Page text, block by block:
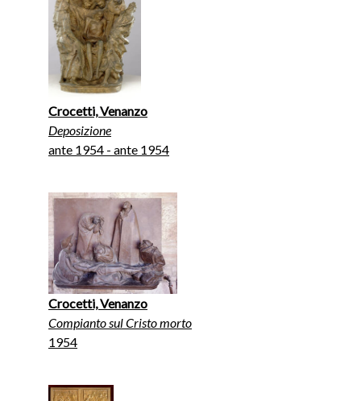
Crocetti, Venanzo
Deposizione
ante 1954 - ante 1954
Crocetti, Venanzo
Compianto sul Cristo morto
1954